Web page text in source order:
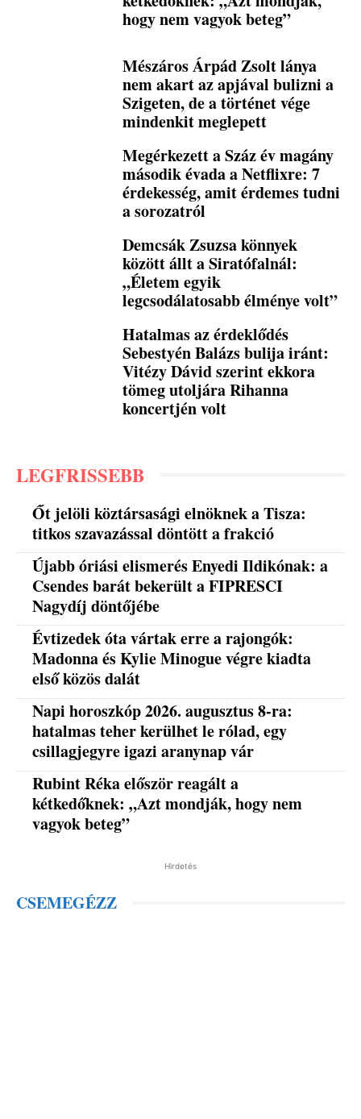
hogy nem vagyok beteg”
Mészáros Árpád Zsolt lánya
nem akart az apjával bulizni a
Szigeten, de a történet vége
mindenkit meglepett
Megérkezett a Száz év magány
második évada a Netflixre: 7
érdekesség, amit érdemes tudni
a sorozatról
Demcsák Zsuzsa könnyek
között állt a Siratófalnál:
„Életem egyik
legcsodálatosabb élménye volt”
Hatalmas az érdeklődés
Sebestyén Balázs bulija iránt:
Vitézy Dávid szerint ekkora
tömeg utoljára Rihanna
koncertjén volt
LEGFRISSEBB
Őt jelöli köztársasági elnöknek a Tisza:
titkos szavazással döntött a frakció
Újabb óriási elismerés Enyedi Ildikónak: a
Csendes barát bekerült a FIPRESCI
Nagydíj döntőjébe
Évtizedek óta vártak erre a rajongók:
Madonna és Kylie Minogue végre kiadta
első közös dalát
Napi horoszkóp 2026. augusztus 8-ra:
hatalmas teher kerülhet le rólad, egy
csillagjegyre igazi aranynap vár
Rubint Réka először reagált a
kétkedőknek: „Azt mondják, hogy nem
vagyok beteg”
Hirdetés
CSEMEGÉZZ